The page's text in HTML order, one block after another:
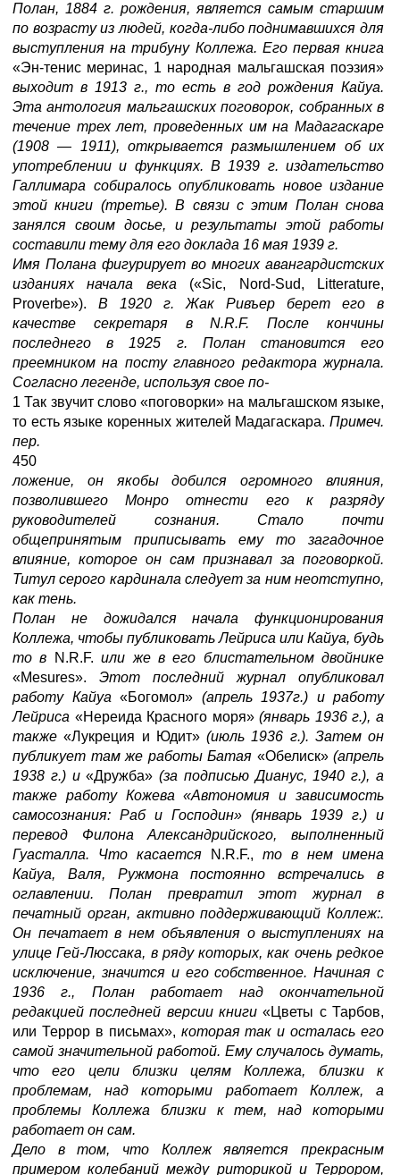
Полан, 1884 г. рождения, является самым старшим
по возрасту из людей, когда-либо поднимавшихся для
выступления на трибуну Коллежа. Его первая книга
«Эн-тенис меринас, 1 народная мальгашская поэзия»
выходит в 1913 г., то есть в год рождения Кайуа.
Эта антология мальгашских поговорок, собранных в
течение трех лет, проведенных им на Мадагаскаре
(1908— 1911), открывается размышлением об их
употреблении и функциях. В 1939 г. издательство
Галлимара собиралось опубликовать новое издание
этой книги (третье). В связи с этим Полан снова
занялся своим досье, и результаты этой работы
составили тему для его доклада 16 мая 1939 г.
Имя Полана фигурирует во многих авангардистских
изданиях начала века («Sic, Nord-Sud, Litterature,
Proverbe»). В 1920 г. Жак Ривъер берет его в
качестве секретаря вN.R.F.После кончины
последнего в 1925 г. Полан становится его
преемником на посту главного редактора журнала.
Согласно легенде, используя свое по-
1 Так звучит слово «поговорки» на мальгашском языке,
то есть языке коренных жителей Мадагаскара. Примеч.
пер.
450
ложение, он якобы добился огромного влияния,
позволившего Монро отнести его к разряду
руководителей сознания. Стало почти
общепринятым приписывать ему то загадочное
влияние, которое он сам признавал за поговоркой.
Титул серого кардинала следует за ним неотступно,
как тень.
Полан не дожидался начала функционирования
Коллежа, чтобы публиковать Лейриса или Кайуа, будь
то в
N.R.F.или же в его блистательном двойнике
«Mesures». Этот последний журнал опубликовал
работу Кайуа «Богомол» (апрель 1937г.) и работу
Лейриса «Нереида Красного моря»(январь 1936 г.), а
также«Лукреция и Юдит» (июль 1936 г.). Затем он
публикует там же работы Батая «Обелиск» (апрель
1938 г.) и«Дружба»(за подписью Дианус, 1940 г.), а
также работу Кожева «Автономия и зависимость
самосознания: Раб и Господин» (январь 1939 г.) и
перевод Филона Александрийского, выполненный
Гуасталла. Что касается
N.R.F., то в нем имена
Кайуа, Валя, Ружмона постоянно встречались в
оглавлении. Полан превратил этот журнал в
печатный орган, активно поддерживающий Коллеж:.
Он печатает в нем объявления о выступлениях на
улице Гей-Люссака, в ряду которых, как очень редкое
исключение, значится и его собственное. Начиная с
1936 г., Полан работает над окончательной
редакцией последней версии книги«Цветы с Тарбов,
или Террор в письмах», которая так и осталась его
самой значительной работой. Ему случалось думать,
что его цели близки целям Коллежа, близки к
проблемам, над которыми работает Коллеж, а
проблемы Коллежа близки к тем, над которыми
работает он сам.
Дело в том, что Коллеж является прекрасным
примером колебаний между риторикой и Террором,